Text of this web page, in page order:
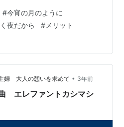
なっています⭐︎ ウクレレで
いて その後、もう少し簡単
たので Fでも作りました♪ これ
ャカソロっぽくなってます😆
大好き ランキング参加中…
#今宵の月のように
夜だから #メリット
婦 大人の憩いを求めて • 3年前
エレファントカシマシ